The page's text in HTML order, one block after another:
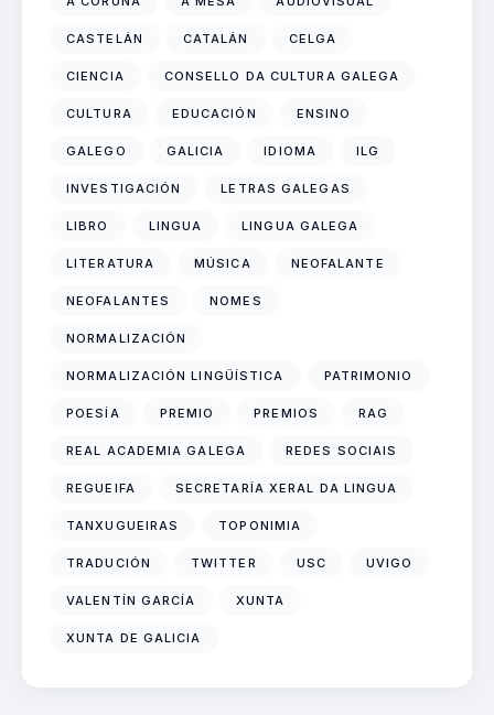
CASTELÁN CATALÁN CELGA
CIENCIA CONSELLO DA CULTURA GALEGA
CULTURA EDUCACIÓN ENSINO
GALEGO GALICIA IDIOMA ILG
INVESTIGACIÓN LETRAS GALEGAS
LIBRO LINGUA LINGUA GALEGA
LITERATURA MÚSICA NEOFALANTE
NEOFALANTES NOMES
NORMALIZACIÓN
NORMALIZACIÓN LINGÜÍSTICA PATRIMONIO
POESÍA PREMIO PREMIOS RAG
REAL ACADEMIA GALEGA REDES SOCIAIS
REGUEIFA SECRETARÍA XERAL DA LINGUA
TANXUGUEIRAS TOPONIMIA
TRADUCIÓN TWITTER USC UVIGO
VALENTÍN GARCÍA XUNTA
XUNTA DE GALICIA